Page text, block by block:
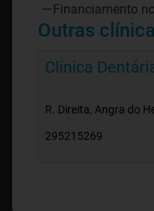
Financiamento
Outras
Clinica
R. Direita, Angra do
295215269